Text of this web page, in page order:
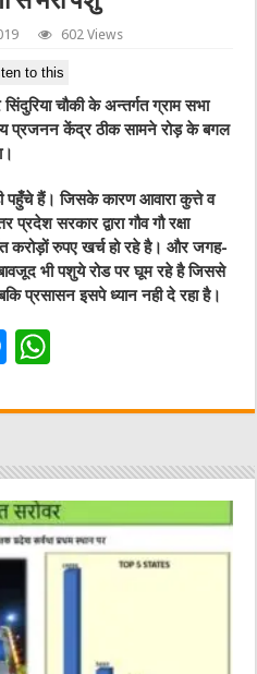
602 Views
to this
चौकी के अन्तर्गत ग्राम सभा
प्रजनन केंद्र ठीक सामने रोड़ के बगल
पहुँचे हैं। जिसके कारण आवारा कुत्ते व
सरकार द्वारा गौव गौ रक्षा
करोड़ों रुपए खर्च हो रहे है। और जगह-
भी पशुये रोड पर घूम रहे है जिससे
प्रसासन इसपे ध्यान नही दे रहा है।
M
ss
n
g
er
at
A
p
p